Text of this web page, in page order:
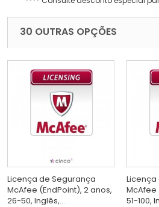
30 OUTRAS OPÇÕES
Licença de Segurança
McAfee (EndPoint), 2 anos,
26-50, Inglês,...
McAfee
51-100,